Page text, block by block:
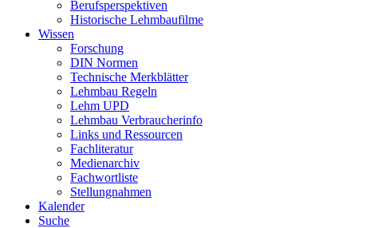
Berufsperspektiven
Historische Lehmbaufilme
Wissen
Forschung
DIN Normen
Technische Merkblätter
Lehmbau Regeln
Lehm UPD
Lehmbau Verbraucherinfo
Links und Ressourcen
Fachliteratur
Medienarchiv
Fachwortliste
Stellungnahmen
Kalender
Suche